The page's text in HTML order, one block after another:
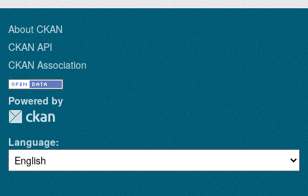
About CKAN
CKAN API
CKAN Association
Powered by
Language